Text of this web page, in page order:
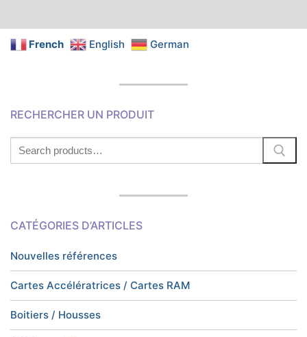
French English German
RECHERCHER UN PRODUIT
Search
for:
CATÉGORIES D’ARTICLES
Nouvelles références
Cartes Accélératrices / Cartes RAM
Boitiers / Housses